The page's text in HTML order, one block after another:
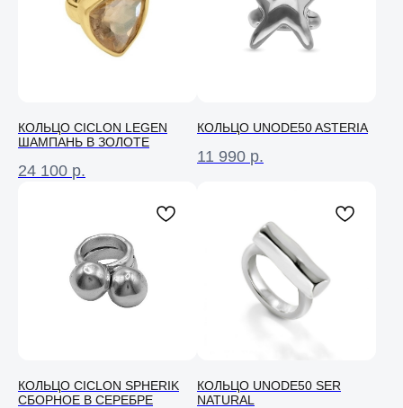
КОЛЬЦО СICLON LEGEN
ШАМПАНЬ В ЗОЛОТЕ
24 100 р.
КОЛЬЦО UNODE50 ASTERIA
11 990 р.
КОЛЬЦО CICLON SPHERIK
СБОРНОЕ В СЕРЕБРЕ
КОЛЬЦО UNODE50 SER
NATURAL